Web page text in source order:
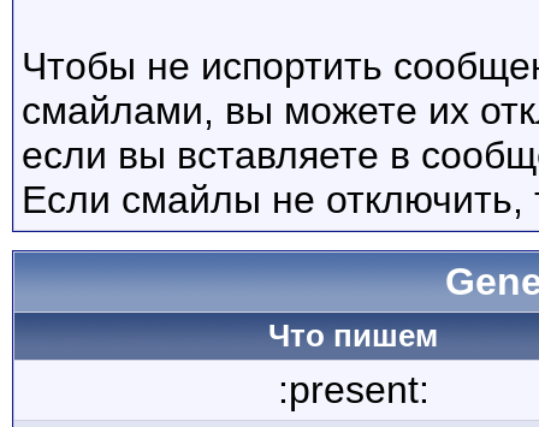
Чтобы не испортить
смайлами, вы можете их
если вы вставляете в
Если смайлы не отключить,
Что пишем
:present: